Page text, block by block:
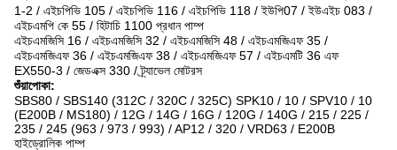
1-2 / এইচপিভি 105 / এইচপিভি 116 / এইচপিভি 118 / ইউপি07 / ইউএইচ 083 /
এইচএমপি কে 55 / হিটাচি 1100 প্রধান পাম্প
এইচএমজিসি 16 / এইচএমজিসি 32 / এইচএমজিসি 48 / এইচএমজিএফ 35 /
এইচএমজিএফ 36 / এইচএমজিএফ 38 / এইচএমজিএফ 57 / এইচএমটি 36 এফ
EX550-3 / জেডএক্স 330 / ট্র্যাভেল মোটরস
শুঁয়াপোকা:
SBS80 / SBS140 (312C / 320C / 325C) SPK10 / 10 / SPV10 / 10
(E200B / MS180) / 12G / 14G / 16G / 120G / 140G / 215 / 225 /
235 / 245 (963 / 973 / 993) / AP12 / 320 / VRD63 / E200B
হাইড্রোলিক পাম্প